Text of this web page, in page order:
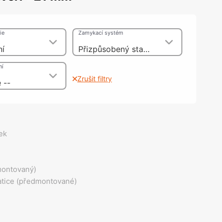
kování
kluzáky a kolečka
Přizpůsobený standardní profil
Zamykací systém
-- Zrušit filtry
(předmontované)